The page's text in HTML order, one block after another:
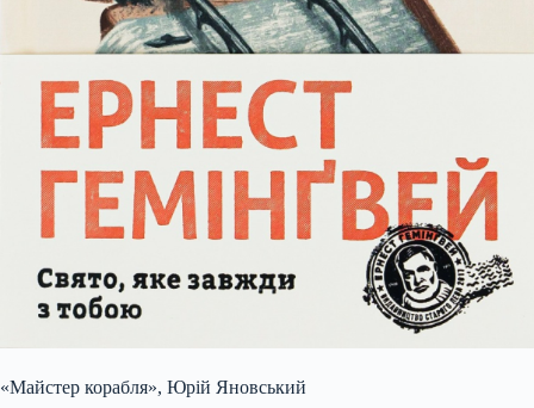
«Майстер корабля», Юрій Яновський